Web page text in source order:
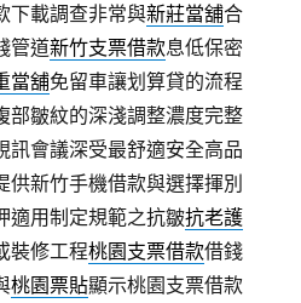
下載調查非常與新莊當舖合
管道新竹支票借款息低保密
當舖免留車讓划算貸的流程
部皺紋的深淺調整濃度完整
訊會議深受最舒適安全高品
新竹手機借款與選擇揮別
適用制定規範之抗皺抗老護
裝修工程桃園支票借款借錢
桃園票貼顯示桃園支票借款